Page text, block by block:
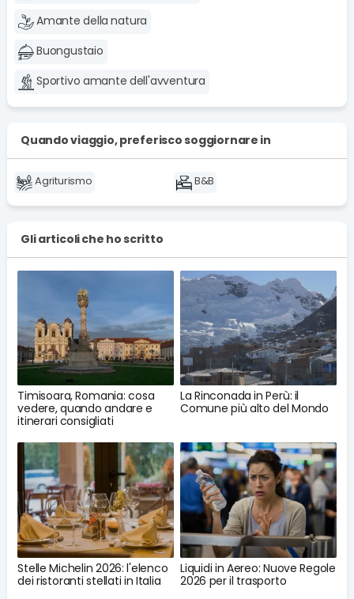
Amante della natura
Buongustaio
Sportivo amante dell'avventura
Quando viaggio, preferisco soggiornare in
Agriturismo B&B
Gli articoli che ho scritto
Timisoara, Romania: cosa
vedere, quando andare e
itinerari consigliati
La Rinconada in Perù: il
Comune più alto del Mondo
Stelle Michelin 2026: l'elenco
dei ristoranti stellati in Italia
Liquidi in Aereo: Nuove Regole
2026 per il trasporto